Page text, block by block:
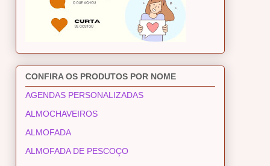
CONFIRA OS PRODUTOS POR NOME
AGENDAS PERSONALIZADAS
ALMOCHAVEIROS
ALMOFADA
ALMOFADA DE PESCOÇO